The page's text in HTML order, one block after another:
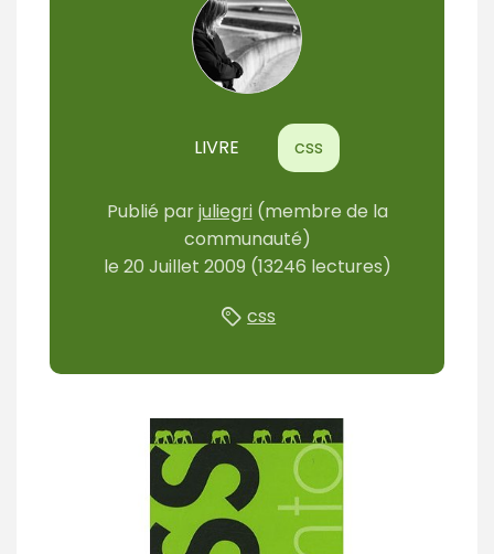
LIVRE css
Publié parjuliegri (membre de la
communauté)
le 20 Juillet 2009 (13246 lectures)
css